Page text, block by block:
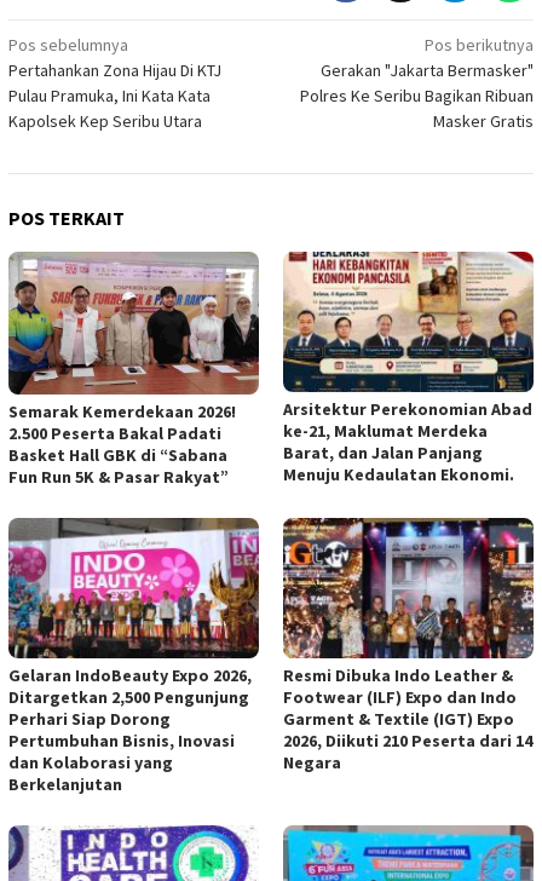
Navigasi
pos
Pos sebelumnya
Pertahankan Zona Hijau Di KTJ
Pulau Pramuka, Ini Kata Kata
Kapolsek Kep Seribu Utara
Pos berikutnya
Gerakan "Jakarta Bermasker"
Polres Ke Seribu Bagikan Ribuan
Masker Gratis
POS TERKAIT
Semarak Kemerdekaan 2026!
2.500 Peserta Bakal Padati
Basket Hall GBK di “Sabana
Fun Run 5K & Pasar Rakyat”
Arsitektur Perekonomian Abad
ke-21, Maklumat Merdeka
Barat, dan Jalan Panjang
Menuju Kedaulatan Ekonomi.
Gelaran IndoBeauty Expo 2026,
Ditargetkan 2,500 Pengunjung
Perhari Siap Dorong
Pertumbuhan Bisnis, Inovasi
dan Kolaborasi yang
Berkelanjutan
Resmi Dibuka Indo Leather &
Footwear (ILF) Expo dan Indo
Garment & Textile (IGT) Expo
2026, Diikuti 210 Peserta dari 14
Negara